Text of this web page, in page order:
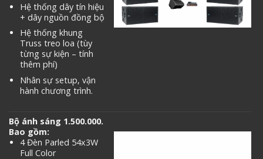
Hệ thống dây tín hiệu
+ dây nguồn đồng bộ
Hệ thống khung
Truss treo loa (tùy
từng sự kiện – tính
thêm phí)
Nhân sự setup, vận
hành chương trình.
Bộ ánh sáng 1.500.000.
Bao gồm:
4 Đèn Parled 54x3W
Full Color